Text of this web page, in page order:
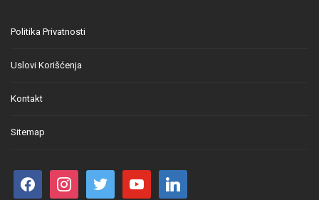
Politika Privatnosti
Uslovi Korišćenja
Kontakt
Sitemap